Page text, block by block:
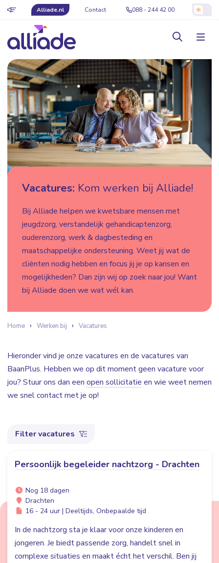
Alliade.nl Contact 088 - 244 42 00
Vacatures: Kom werken bij Alliade!
Bij Alliade helpen we kwetsbare mensen met
jeugdzorg, verstandelijk gehandicaptenzorg,
ouderenzorg, werk & dagbesteding en
maatschappelijke ondersteuning. Weet jij wat de
cliënten nodig hebben en focus jij je op kansen en
mogelijkheden? Dan zijn wij op zoek naar jou! Want
bij Alliade doen we wat wél kan.
Home Werken bij Vacatures
Hieronder vind je onze vacatures en de vacatures van
BaanPlus. Hebben we op dit moment geen vacature voor
jou? Stuur ons dan een open sollicitatie en wie weet nemen
we snel contact met je op!
Filter vacatures
Persoonlijk begeleider nachtzorg - Drachten
Nog 18 dagen
Drachten
16 - 24 uur | Deeltijds, Onbepaalde tijd
In de nachtzorg sta je klaar voor onze kinderen en
jongeren. Je biedt passende zorg, handelt snel in
complexe situaties en maakt écht het verschil. Ben jij